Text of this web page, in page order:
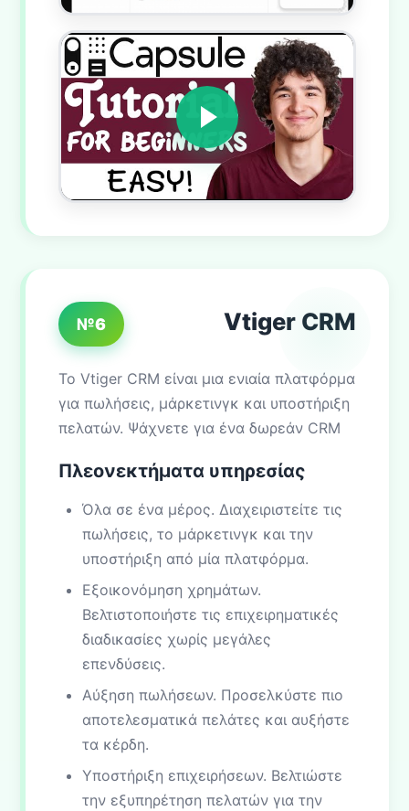
№6 Vtiger CRM
Το Vtiger CRM είναι μια ενιαία πλατφόρμα
για πωλήσεις, μάρκετινγκ και υποστήριξη
πελατών. Ψάχνετε για ένα δωρεάν CRM
Πλεονεκτήματα υπηρεσίας
Όλα σε ένα μέρος. Διαχειριστείτε τις
πωλήσεις, το μάρκετινγκ και την
υποστήριξη από μία πλατφόρμα.
Εξοικονόμηση χρημάτων.
Βελτιστοποιήστε τις επιχειρηματικές
διαδικασίες χωρίς μεγάλες
επενδύσεις.
Αύξηση πωλήσεων. Προσελκύστε πιο
αποτελεσματικά πελάτες και αυξήστε
τα κέρδη.
Υποστήριξη επιχειρήσεων. Βελτιώστε
την εξυπηρέτηση πελατών για την